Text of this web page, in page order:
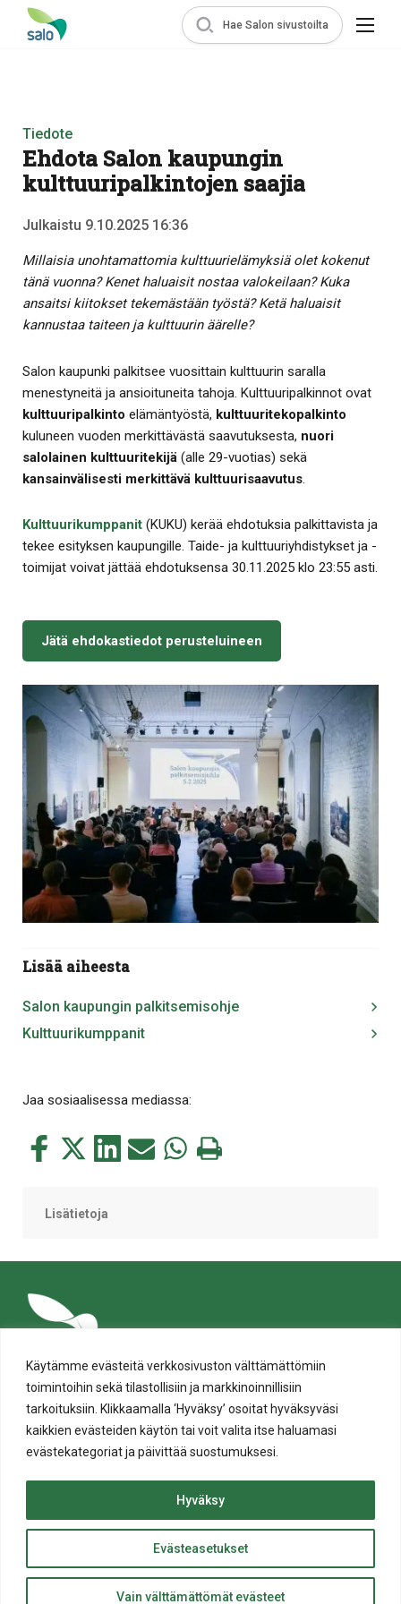
Käytämme evästeitä verkkosivuston välttämättömiin
toimintoihin sekä tilastollisiin ja markkinoinnillisiin
tarkoituksiin. Klikkaamalla ‘Hyväksy’ osoitat hyväksyväsi
kaikkien evästeiden käytön tai voit valita itse haluamasi
evästekategoriat ja päivittää suostumuksesi.
Evästeasetukset
Vain välttämättömät evästeet
Hyväksy
Hae Salon sivustoilta
Tiedote
Ehdota Salon kaupungin
kulttuuripalkintojen saajia
Julkaistu 9.10.2025 16:36
Millaisia unohtamattomia kulttuurielämyksiä olet kokenut
tänä vuonna? Kenet haluaisit nostaa valokeilaan? Kuka
ansaitsi kiitokset tekemästään työstä? Ketä haluaisit
kannustaa taiteen ja kulttuurin äärelle?
Salon kaupunki palkitsee vuosittain kulttuurin saralla
menestyneitä ja ansioituneita tahoja. Kulttuuripalkinnot ovat
kulttuuripalkinto elämäntyöstä, kulttuuritekopalkinto
kuluneen vuoden merkittävästä saavutuksesta, nuori
salolainen kulttuuritekijä (alle 29-vuotias) sekä
kansainvälisesti merkittävä kulttuurisaavutus
Kulttuurikumppanit (KUKU) kerää ehdotuksia palkittavista ja
tekee esityksen kaupungille. Taide- ja kulttuuriyhdistykset ja -
toimijat voivat jättää ehdotuksensa 30.11.2025 klo 23:55 asti.
Jätä ehdokastiedot perusteluineen
Lisää aiheesta
Salon kaupungin palkitsemisohje
Kulttuurikumppanit
Jaa sosiaalisessa mediassa:
Jaa
Jaa
Jaa Jaa Jaa Tulosta
Lisätietoja
ylös
© Salon kaupunki 2020 • All rights reserved.
Website crafted byEvermade.